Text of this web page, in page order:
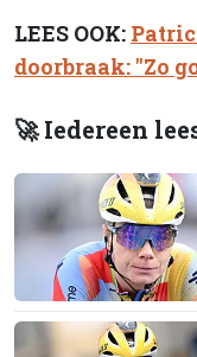
LEES OOK:
doorbraak: "Zo
🚀 Iedereen